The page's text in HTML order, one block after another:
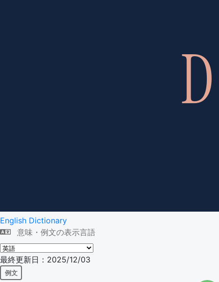
English Dictionary
意味・例文の表示言語
最終更新日：2025/12/03
例文